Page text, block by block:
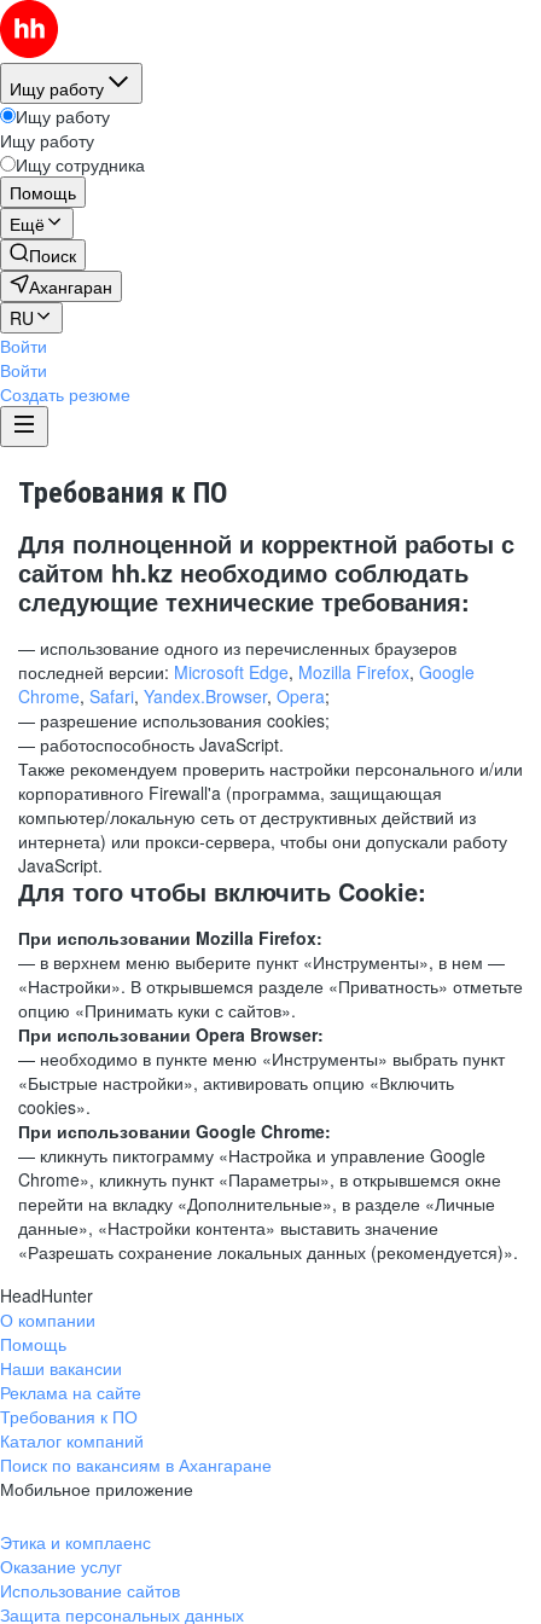
Ищу работу
Ищу работу
Ищу работу
Ищу сотрудника
Помощь
Ещё
Поиск
Ахангаран
RU
Войти
Войти
Создать резюме
Требования к ПО
Для полноценной и корректной работы с
сайтом hh.kz необходимо соблюдать
следующие технические требования:
— использование одного из перечисленных браузеров
последней версии: Microsoft Edge, Mozilla Firefox, Google
Chrome, Safari, Yandex.Browser, Opera;
— разрешение использования cookies;
— работоспособность JavaScript.
Также рекомендуем проверить настройки персонального и/или
корпоративного Firewall'a (программа, защищающая
компьютер/локальную сеть от деструктивных действий из
интернета) или прокси-сервера, чтобы они допускали работу
JavaScript.
Для того чтобы включить Cookie:
При использовании Mozilla Firefox:
— в верхнем меню выберите пункт «Инструменты», в нем —
«Настройки». В открывшемся разделе «Приватность» отметьте
опцию «Принимать куки с сайтов».
При использовании Opera Browser:
— необходимо в пункте меню «Инструменты» выбрать пункт
«Быстрые настройки», активировать опцию «Включить
cookies».
При использовании Google Chrome:
— кликнуть пиктограмму «Настройка и управление Google
Chrome», кликнуть пункт «Параметры», в открывшемся окне
перейти на вкладку «Дополнительные», в разделе «Личные
данные», «Настройки контента» выставить значение
«Разрешать сохранение локальных данных (рекомендуется)».
HeadHunter
О компании
Помощь
Наши вакансии
Реклама на сайте
Требования к ПО
Каталог компаний
Поиск по вакансиям в Ахангаране
Мобильное приложение
Этика и комплаенс
Оказание услуг
Использование сайтов
Защита персональных данных